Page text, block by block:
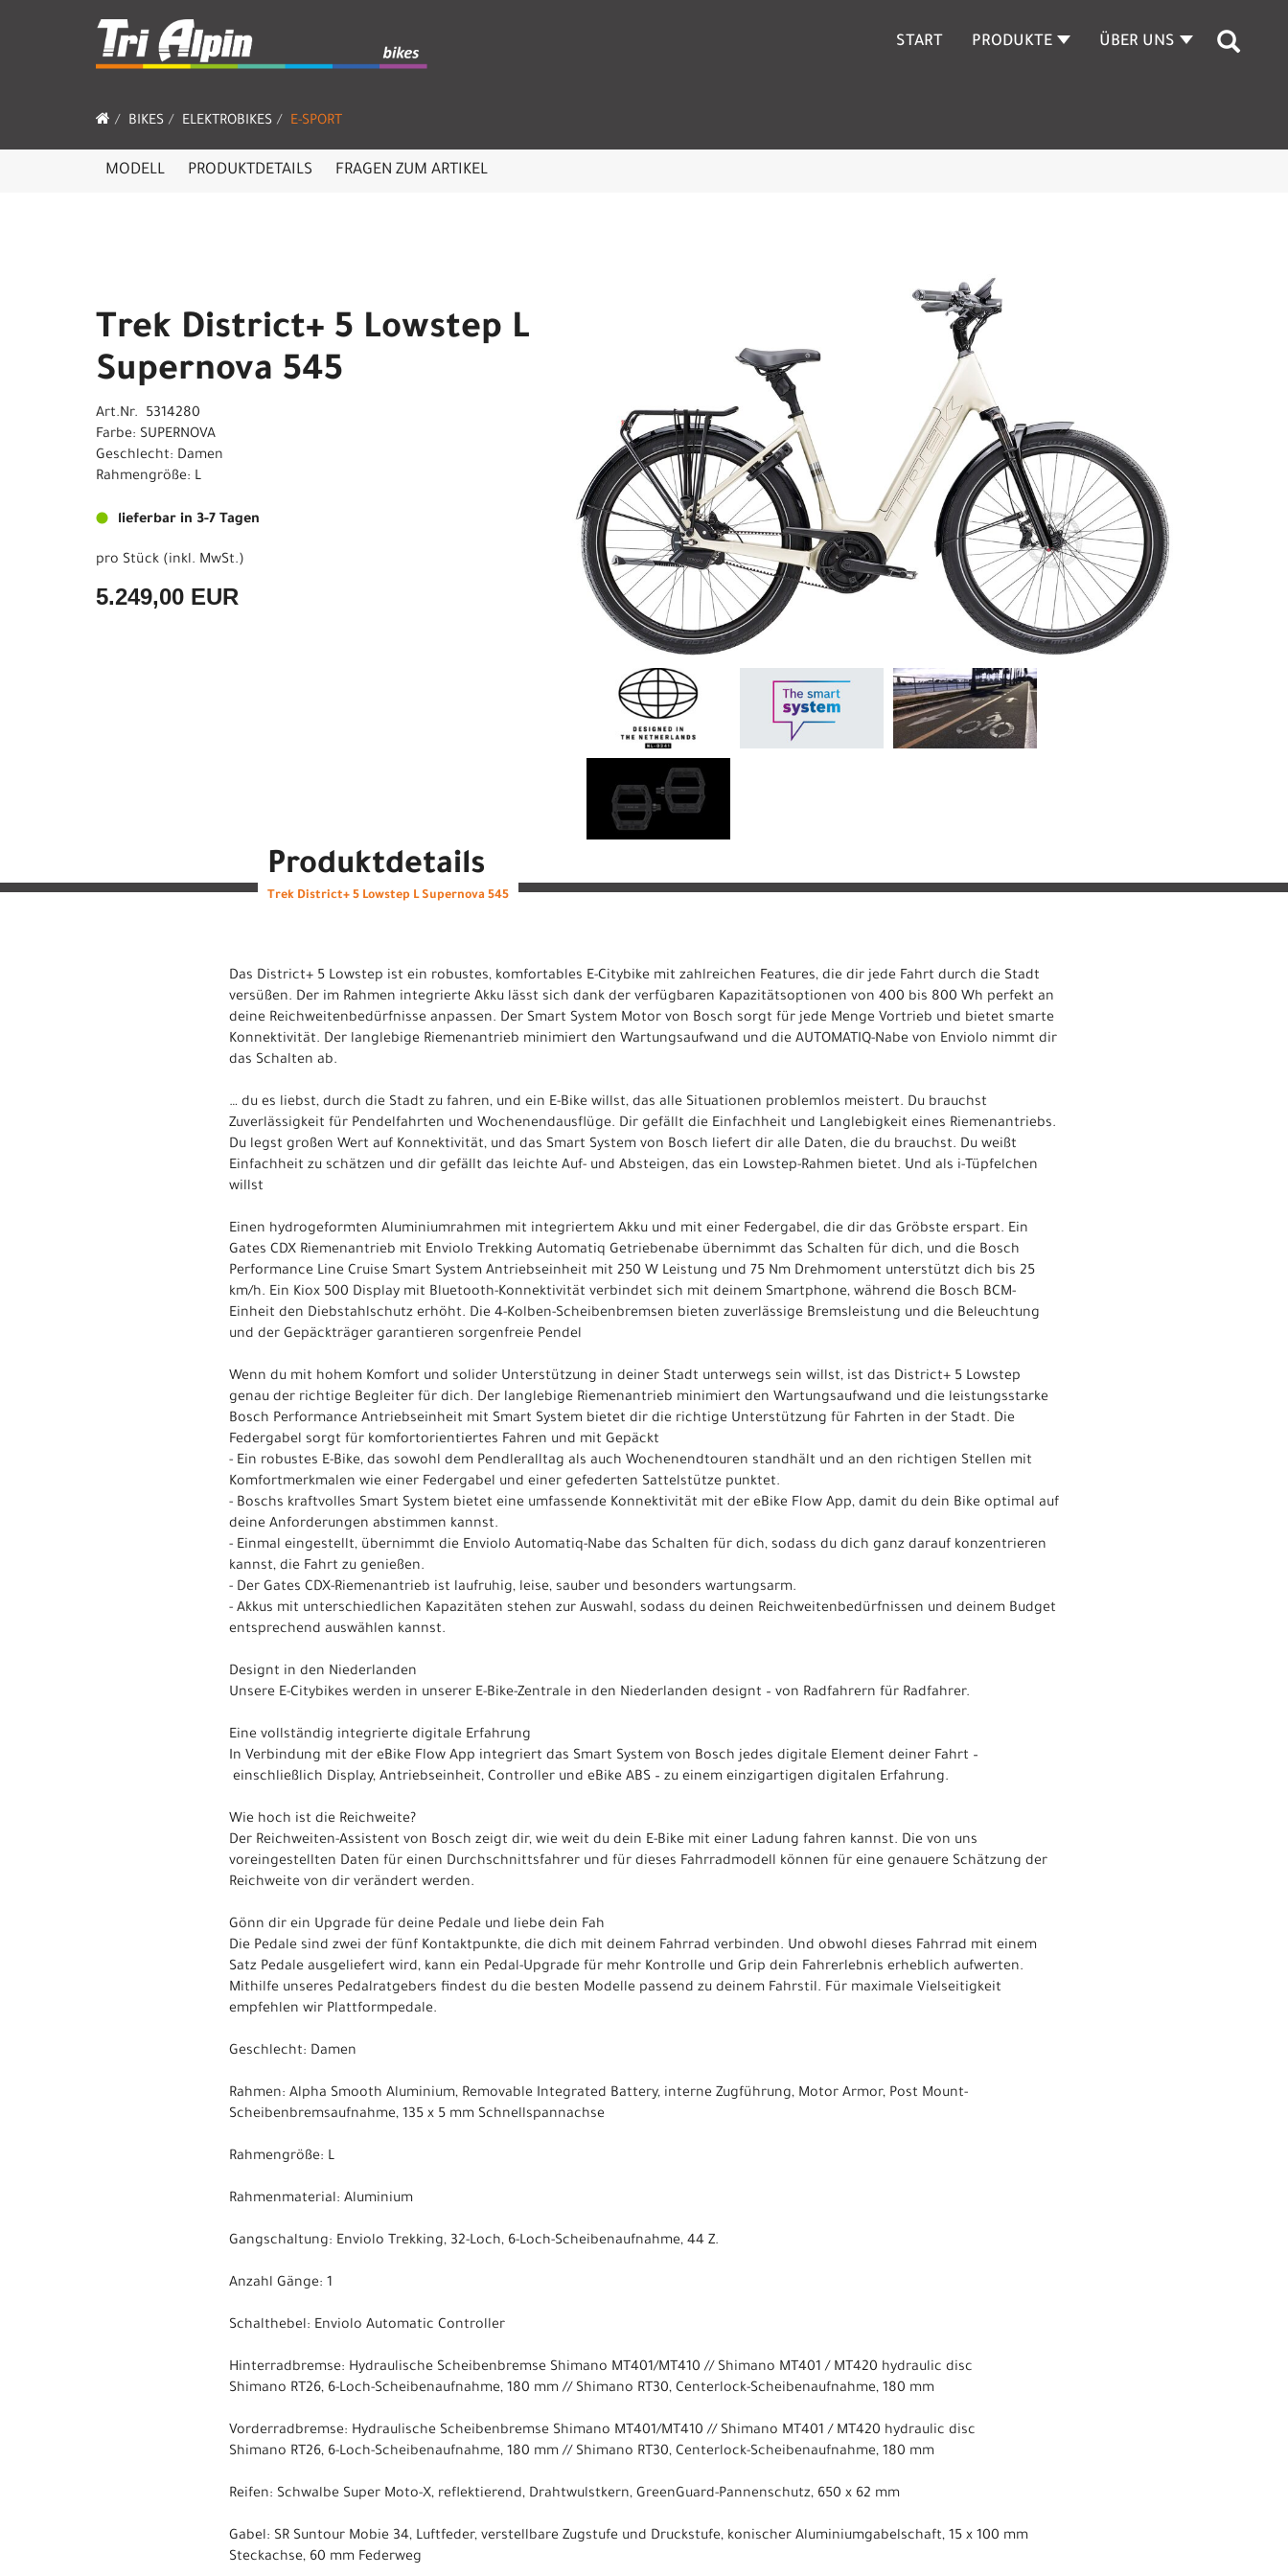
START PRODUKTE ÜBER UNS
BIKES ELEKTROBIKES E-SPORT
MODELL PRODUKTDETAILS FRAGEN ZUM ARTIKEL
Trek District+ 5 Lowstep L
Supernova 545
Art.Nr. 5314280
Farbe: SUPERNOVA
Geschlecht: Damen
Rahmengröße: L
lieferbar in 3-7 Tagen
pro Stück (inkl. MwSt.)
5.249,00 EUR
Produktdetails
Trek District+ 5 Lowstep L Supernova 545
Das District+ 5 Lowstep ist ein robustes, komfortables E-Citybike mit zahlreichen Features, die dir jede Fahrt durch die Stadt
versüßen. Der im Rahmen integrierte Akku lässt sich dank der verfügbaren Kapazitätsoptionen von 400 bis 800 Wh perfekt an
deine Reichweitenbedürfnisse anpassen. Der Smart System Motor von Bosch sorgt für jede Menge Vortrieb und bietet smarte
Konnektivität. Der langlebige Riemenantrieb minimiert den Wartungsaufwand und die AUTOMATIQ-Nabe von Enviolo nimmt dir
das Schalten ab.
… du es liebst, durch die Stadt zu fahren, und ein E-Bike willst, das alle Situationen problemlos meistert. Du brauchst
Zuverlässigkeit für Pendelfahrten und Wochenendausflüge. Dir gefällt die Einfachheit und Langlebigkeit eines Riemenantriebs.
Du legst großen Wert auf Konnektivität, und das Smart System von Bosch liefert dir alle Daten, die du brauchst. Du weißt
Einfachheit zu schätzen und dir gefällt das leichte Auf- und Absteigen, das ein Lowstep-Rahmen bietet. Und als i-Tüpfelchen
willst
Einen hydrogeformten Aluminiumrahmen mit integriertem Akku und mit einer Federgabel, die dir das Gröbste erspart. Ein
Gates CDX Riemenantrieb mit Enviolo Trekking Automatiq Getriebenabe übernimmt das Schalten für dich, und die Bosch
Performance Line Cruise Smart System Antriebseinheit mit 250 W Leistung und 75 Nm Drehmoment unterstützt dich bis 25
km/h. Ein Kiox 500 Display mit Bluetooth-Konnektivität verbindet sich mit deinem Smartphone, während die Bosch BCM-
Einheit den Diebstahlschutz erhöht. Die 4-Kolben-Scheibenbremsen bieten zuverlässige Bremsleistung und die Beleuchtung
und der Gepäckträger garantieren sorgenfreie Pendel
Wenn du mit hohem Komfort und solider Unterstützung in deiner Stadt unterwegs sein willst, ist das District+ 5 Lowstep
genau der richtige Begleiter für dich. Der langlebige Riemenantrieb minimiert den Wartungsaufwand und die leistungsstarke
Bosch Performance Antriebseinheit mit Smart System bietet dir die richtige Unterstützung für Fahrten in der Stadt. Die
Federgabel sorgt für komfortorientiertes Fahren und mit Gepäckt
- Ein robustes E-Bike, das sowohl dem Pendleralltag als auch Wochenendtouren standhält und an den richtigen Stellen mit
Komfortmerkmalen wie einer Federgabel und einer gefederten Sattelstütze punktet.
- Boschs kraftvolles Smart System bietet eine umfassende Konnektivität mit der eBike Flow App, damit du dein Bike optimal auf
deine Anforderungen abstimmen kannst.
- Einmal eingestellt, übernimmt die Enviolo Automatiq-Nabe das Schalten für dich, sodass du dich ganz darauf konzentrieren
kannst, die Fahrt zu genießen.
- Der Gates CDX-Riemenantrieb ist laufruhig, leise, sauber und besonders wartungsarm.
- Akkus mit unterschiedlichen Kapazitäten stehen zur Auswahl, sodass du deinen Reichweitenbedürfnissen und deinem Budget
entsprechend auswählen kannst.
Designt in den Niederlanden
Unsere E-Citybikes werden in unserer E-Bike-Zentrale in den Niederlanden designt – von Radfahrern für Radfahrer.
Eine vollständig integrierte digitale Erfahrung
In Verbindung mit der eBike Flow App integriert das Smart System von Bosch jedes digitale Element deiner Fahrt –
einschließlich Display, Antriebseinheit, Controller und eBike ABS – zu einem einzigartigen digitalen Erfahrung.
Wie hoch ist die Reichweite?
Der Reichweiten-Assistent von Bosch zeigt dir, wie weit du dein E-Bike mit einer Ladung fahren kannst. Die von uns
voreingestellten Daten für einen Durchschnittsfahrer und für dieses Fahrradmodell können für eine genauere Schätzung der
Reichweite von dir verändert werden.
Gönn dir ein Upgrade für deine Pedale und liebe dein Fah
Die Pedale sind zwei der fünf Kontaktpunkte, die dich mit deinem Fahrrad verbinden. Und obwohl dieses Fahrrad mit einem
Satz Pedale ausgeliefert wird, kann ein Pedal-Upgrade für mehr Kontrolle und Grip dein Fahrerlebnis erheblich aufwerten.
Mithilfe unseres Pedalratgebers findest du die besten Modelle passend zu deinem Fahrstil. Für maximale Vielseitigkeit
empfehlen wir Plattformpedale.
Geschlecht: Damen
Rahmen: Alpha Smooth Aluminium, Removable Integrated Battery, interne Zugführung, Motor Armor, Post Mount-
Scheibenbremsaufnahme, 135 x 5 mm Schnellspannachse
Rahmengröße: L
Rahmenmaterial: Aluminium
Gangschaltung: Enviolo Trekking, 32-Loch, 6-Loch-Scheibenaufnahme, 44 Z.
Anzahl Gänge: 1
Schalthebel: Enviolo Automatic Controller
Hinterradbremse: Hydraulische Scheibenbremse Shimano MT401/MT410 // Shimano MT401 / MT420 hydraulic disc
Shimano RT26, 6-Loch-Scheibenaufnahme, 180 mm // Shimano RT30, Centerlock-Scheibenaufnahme, 180 mm
Vorderradbremse: Hydraulische Scheibenbremse Shimano MT401/MT410 // Shimano MT401 / MT420 hydraulic disc
Shimano RT26, 6-Loch-Scheibenaufnahme, 180 mm // Shimano RT30, Centerlock-Scheibenaufnahme, 180 mm
Reifen: Schwalbe Super Moto-X, reflektierend, Drahtwulstkern, GreenGuard-Pannenschutz, 650 x 62 mm
Gabel: SR Suntour Mobie 34, Luftfeder, verstellbare Zugstufe und Druckstufe, konischer Aluminiumgabelschaft, 15 x 100 mm
Steckachse, 60 mm Federweg